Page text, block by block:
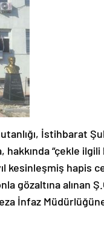
İstihbarat
“çekle ilgili
kesinleşmiş hapis
alınan
İnfaz